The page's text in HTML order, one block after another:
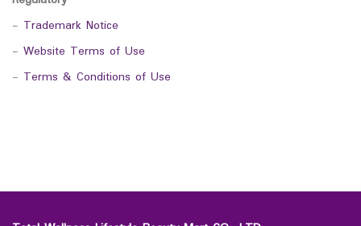
- Trademark Notice
- Website Terms of Use
- Terms & Conditions of Use